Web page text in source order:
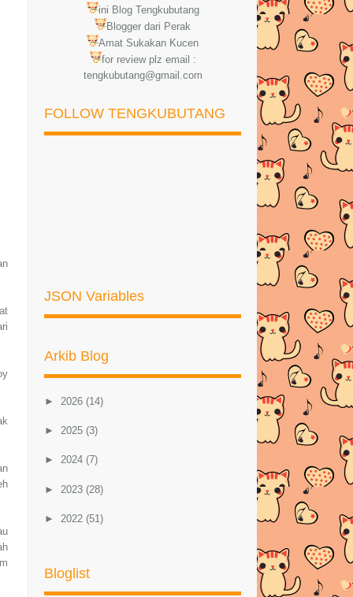
ini Blog Tengkubutang
Blogger dari Perak
Amat Sukakan Kucen
for review plz email :
tengkubutang@gmail.com
FOLLOW TENGKUBUTANG
JSON Variables
Arkib Blog
► 2026 (14)
► 2025 (3)
► 2024 (7)
► 2023 (28)
► 2022 (51)
►2020(57)
Bloglist